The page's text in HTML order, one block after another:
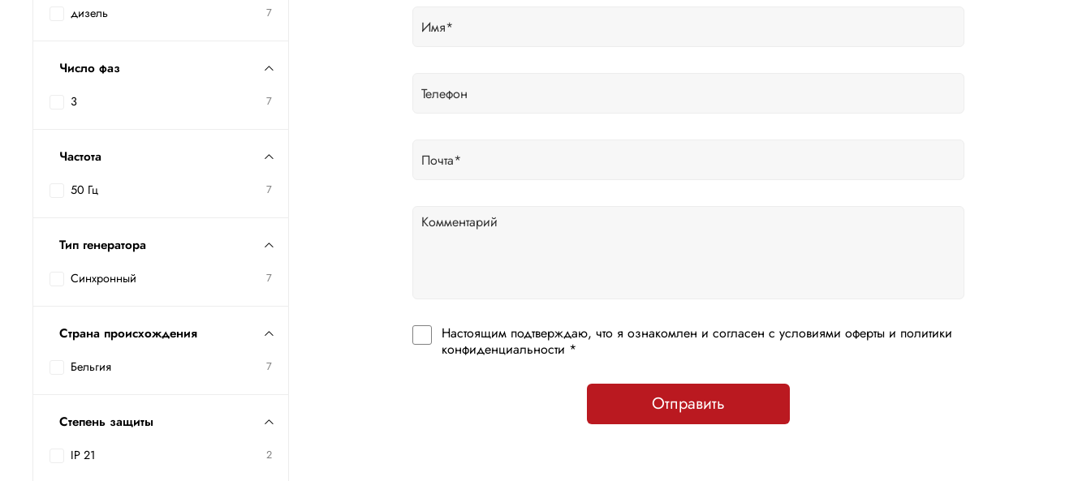
Настоящим подтверждаю, что я ознакомлен и согласен с условиями оферты и политики
конфиденциальности *
Отправить
дизель 7
Число фаз
3 7
Частота
50 Гц 7
Тип генератора
Синхронный 7
Страна происхождения
Бельгия 7
Степень защиты
IP 21 2